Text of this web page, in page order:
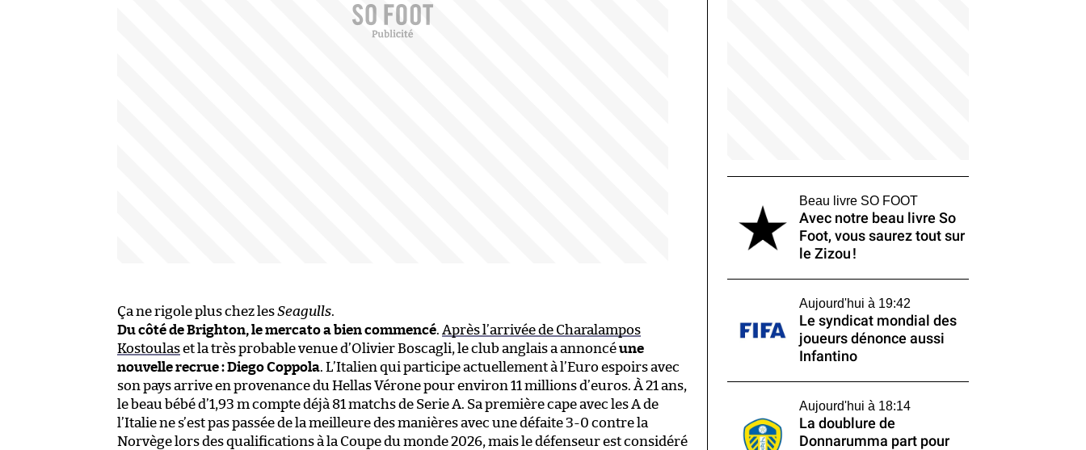
Ça ne rigole plus chez lesSeagulls.
Du côté de Brighton, le mercato a bien commencé. Après l’arrivée de Charalampos
Kostoulaset la très probable venue d’Olivier Boscagli, le club anglais a annoncéune
nouvelle recrue : Diego Coppola. L’Italien qui participe actuellement à l’Euro espoirs avec
son pays arrive en provenance du Hellas Vérone pour environ 11 millions d’euros. À 21 ans,
le beau bébé d’1,93 m compte déjà 81 matchs de Serie A. Sa première cape avec les A de
l’Italie ne s’est pas passée de la meilleure des manières avec une défaite 3-0 contre la
Norvège lors des qualifications à la Coupe du monde 2026, mais le défenseur est considéré
Beau livre SO FOOT
Avec notre beau livre So
Foot, vous saurez tout sur
le Zizou !
Aujourd'hui à 19:42
Le syndicat mondial des
joueurs dénonce aussi
Infantino
Aujourd'hui à 18:14
La doublure de
Donnarumma part pour